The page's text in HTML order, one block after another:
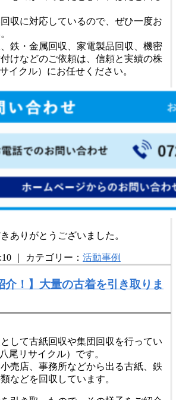
収に対応しているので、ぜひ一度お
鉄・金属回収、家電製品回収、機密
けなどのご依頼は、信頼と実績の株
イクル）にお任せください。
ありがとうございました。
｜ カテゴリー： 活動事例
介！】大量の古着を引き取りま
して古紙回収や集団回収を行ってい
尾リサイクル）です。
売店、事務所などから出る古紙、鉄
などを回収しています。